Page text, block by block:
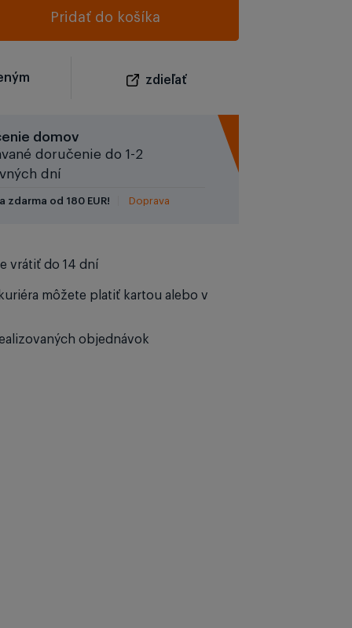
Pridať do košíka
zdieľať
domov
doručenie do 1-2
dní
zdarma od 180 EUR! Doprava
vrátiť do 14 dní
môžete platiť kartou alebo v
objednávok